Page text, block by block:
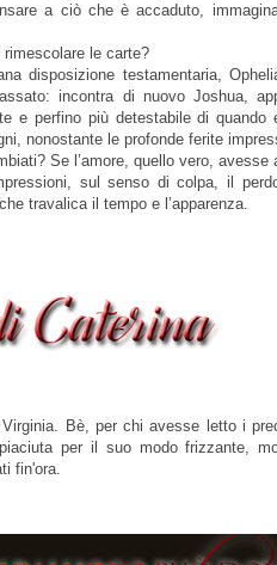
a ciò che è accaduto,
le carte?
disposizione testamentaria,
incontra di nuovo Joshua,
e perfino più detestabile di quando
nonostante le profonde ferite
Se l’amore, quello vero, avesse
sul senso di colpa, il
travalica il tempo e l’apparenza.
Bè, per chi avesse letto i
per il suo modo frizzante,
fin'ora.